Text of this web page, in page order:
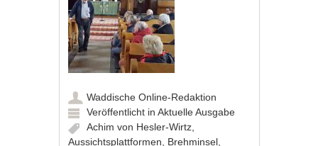
Waddische Online-Redaktion
Veröffentlicht inAktuelle Ausgabe
Achim von Hesler-Wirtz
Aussichtsplattformen
Brehminsel